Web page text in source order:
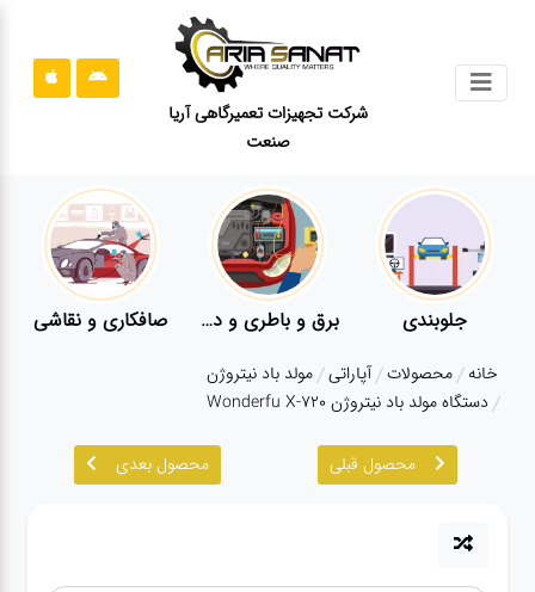
شرکت تجهیزات تعمیرگاهی آریا
صنعت
قوانین
سایت
ارتباط
درباره
ما
آپاراتی
و نقاشی کارواش لوازم یدکی معاینه
خانه محصولات آپاراتی مولد باد نیتروژن
دستگاه مولد باد نیتروژن Wonderfu X-720
محصول قبلی محصول بعدی